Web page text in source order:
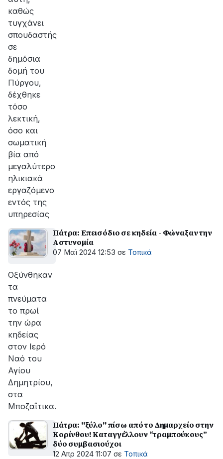
καθώς
τυγχάνει
σπουδαστής
σε
δημόσια
δομή του
Πύργου,
δέχθηκε
τόσο
λεκτική,
όσο και
σωματική
βία από
μεγαλύτερο
ηλικιακά
εργαζόμενο
εντός της
υπηρεσίας
Πάτρα: Επεισόδιο σε κηδεία - Φώναξαν την
Αστυνομία
07 Μαϊ 2024 12:53 σε Τοπικά
Οξύνθηκαν
τα
πνεύματα
το πρωί
την ώρα
κηδείας
στον Ιερό
Ναό του
Αγίου
Δημητρίου,
στα
Μποζαΐτικα.
Πάτρα: ''ξύλο'' πίσω από το Δημαρχείο στην
Κορίνθου! Καταγγέλλουν “τραμπούκους”
δύο συμβασιούχοι
12 Απρ 2024 11:07 σε Τοπικά